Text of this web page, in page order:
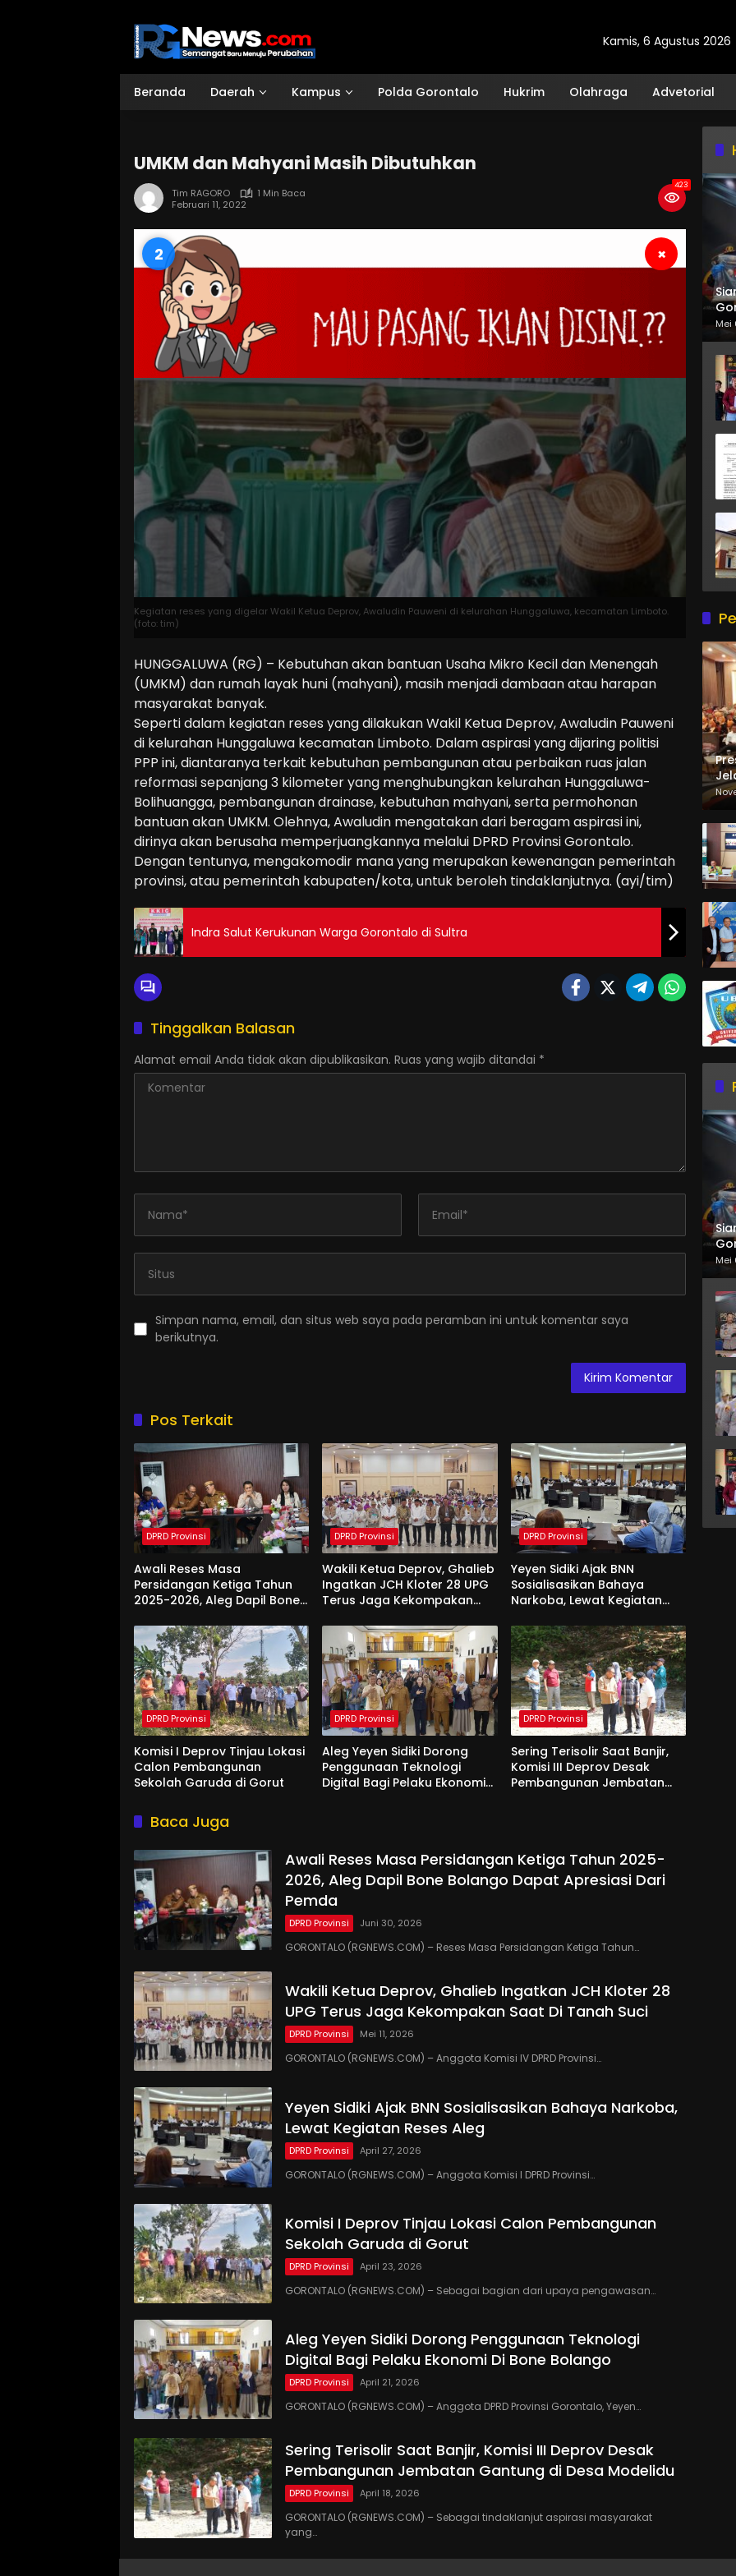
Kamis, 6 Agustus 2026
Beranda Daerah Kampus Polda Gorontalo Hukrim Olahraga Advetorial
UMKM dan Mahyani Masih Dibutuhkan
Tim RAGORO
1 Min Baca
Februari 11, 2022
423
1 ×
Kegiatan reses yang digelar Wakil Ketua Deprov, Awaludin Pauweni di kelurahan Hunggaluwa, kecamatan Limboto.
(foto: tim)
HUNGGALUWA (RG) – Kebutuhan akan bantuan Usaha Mikro Kecil dan Menengah
(UMKM) dan rumah layak huni (mahyani), masih menjadi dambaan atau harapan
masyarakat banyak.
Seperti dalam kegiatan reses yang dilakukan Wakil Ketua Deprov, Awaludin Pauweni
di kelurahan Hunggaluwa kecamatan Limboto. Dalam aspirasi yang dijaring politisi
PPP ini, diantaranya terkait kebutuhan pembangunan atau perbaikan ruas jalan
reformasi sepanjang 3 kilometer yang menghubungkan kelurahan Hunggaluwa-
Bolihuangga, pembangunan drainase, kebutuhan mahyani, serta permohonan
bantuan akan UMKM. Olehnya, Awaludin mengatakan dari beragam aspirasi ini,
dirinya akan berusaha memperjuangkannya melalui DPRD Provinsi Gorontalo.
Dengan tentunya, mengakomodir mana yang merupakan kewenangan pemerintah
provinsi, atau pemerintah kabupaten/kota, untuk beroleh tindaklanjutnya. (ayi/tim)
Indra Salut Kerukunan Warga Gorontalo di Sultra
Tinggalkan Balasan
Alamat email Anda tidak akan dipublikasikan. Ruas yang wajib ditandai *
Simpan nama, email, dan situs web saya pada peramban ini untuk komentar saya
berikutnya.
Pos Terkait
DPRD Provinsi
Awali Reses Masa
Persidangan Ketiga Tahun
2025-2026, Aleg Dapil Bone
Dari Pemda
DPRD Provinsi
Wakili Ketua Deprov, Ghalieb
Ingatkan JCH Kloter 28 UPG
Terus Jaga Kekompakan
DPRD Provinsi
Yeyen Sidiki Ajak BNN
Sosialisasikan Bahaya
Narkoba, Lewat Kegiatan
DPRD Provinsi
Komisi I Deprov Tinjau Lokasi
Calon Pembangunan
Sekolah Garuda di Gorut
DPRD Provinsi
Aleg Yeyen Sidiki Dorong
Penggunaan Teknologi
Digital Bagi Pelaku Ekonomi
DPRD Provinsi
Sering Terisolir Saat Banjir,
Komisi III Deprov Desak
Pembangunan Jembatan
Baca Juga
Awali Reses Masa Persidangan Ketiga Tahun 2025-
2026, Aleg Dapil Bone Bolango Dapat Apresiasi Dari
Pemda
DPRD Provinsi Juni 30, 2026
GORONTALO (RGNEWS.COM) – Reses Masa Persidangan Ketiga Tahun…
Wakili Ketua Deprov, Ghalieb Ingatkan JCH Kloter 28
UPG Terus Jaga Kekompakan Saat Di Tanah Suci
DPRD Provinsi Mei 11, 2026
GORONTALO (RGNEWS.COM) – Anggota Komisi IV DPRD Provinsi…
Yeyen Sidiki Ajak BNN Sosialisasikan Bahaya Narkoba,
Lewat Kegiatan Reses Aleg
DPRD Provinsi April 27, 2026
GORONTALO (RGNEWS.COM) – Anggota Komisi I DPRD Provinsi…
Komisi I Deprov Tinjau Lokasi Calon Pembangunan
Sekolah Garuda di Gorut
DPRD Provinsi April 23, 2026
GORONTALO (RGNEWS.COM) – Sebagai bagian dari upaya pengawasan…
Aleg Yeyen Sidiki Dorong Penggunaan Teknologi
Digital Bagi Pelaku Ekonomi Di Bone Bolango
DPRD Provinsi April 21, 2026
GORONTALO (RGNEWS.COM) – Anggota DPRD Provinsi Gorontalo, Yeyen…
Sering Terisolir Saat Banjir, Komisi III Deprov Desak
Pembangunan Jembatan Gantung di Desa Modelidu
DPRD Provinsi April 18, 2026
GORONTALO (RGNEWS.COM) – Sebagai tindaklanjut aspirasi masyarakat
yang…
Mei
Mei